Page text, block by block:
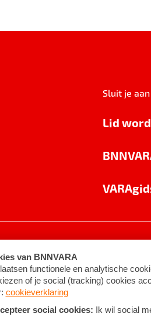
Sluit je aan
Lid
Algemene voorwaarden ©